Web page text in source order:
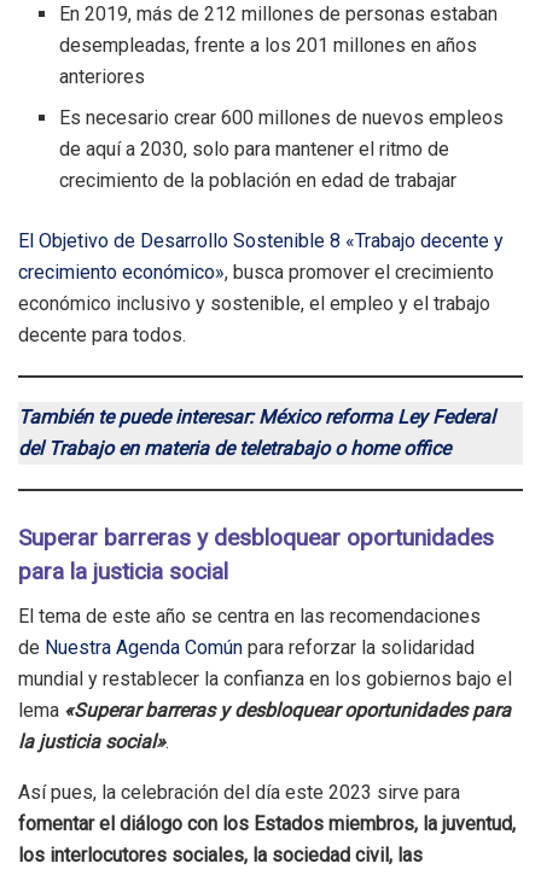
En 2019, más de 212 millones de personas estaban
desempleadas, frente a los 201 millones en años
anteriores
Es necesario crear 600 millones de nuevos empleos
de aquí a 2030, solo para mantener el ritmo de
crecimiento de la población en edad de trabajar
El Objetivo de Desarrollo Sostenible 8 «Trabajo decente y
crecimiento económico», busca promover el crecimiento
económico inclusivo y sostenible, el empleo y el trabajo
decente para todos.
También te puede interesar: México reforma Ley Federal
del Trabajo en materia de teletrabajo o home office
Superar barreras y desbloquear oportunidades
para la justicia social
El tema de este año se centra en las recomendaciones
de Nuestra Agenda Común para reforzar la solidaridad
mundial y restablecer la confianza en los gobiernos bajo el
lema «Superar barreras y desbloquear oportunidades para
la justicia social».
Así pues, la celebración del día este 2023 sirve para
fomentar el diálogo con los Estados miembros, la juventud,
los interlocutores sociales, la sociedad civil, las